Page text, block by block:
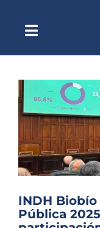
contenidoToggle
INDH
Pública